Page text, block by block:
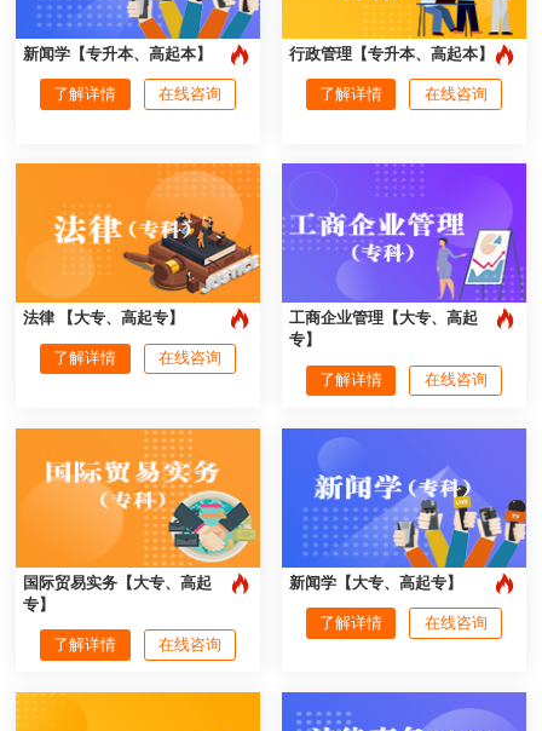
新闻学【专升本、高起本】
了解详情 在线咨询
行政管理【专升本、高起本】
了解详情 在线咨询
法律 【大专、高起专】
了解详情 在线咨询
工商企业管理【大专、高起
专】
了解详情 在线咨询
国际贸易实务【大专、高起
专】
了解详情 在线咨询
新闻学【大专、高起专】
了解详情 在线咨询